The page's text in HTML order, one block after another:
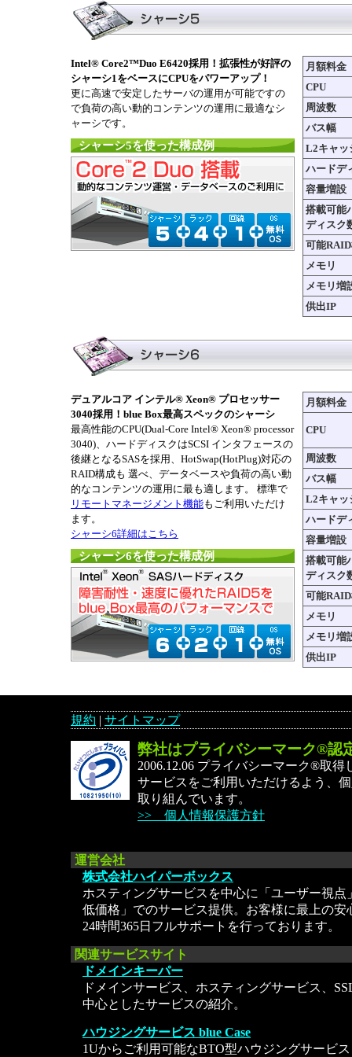
Intel® Core2™Duo E6420採用！拡張性が好評の
シャーシ1をベースにCPUをパワーアップ！
更に高速で安定したサーバの運用が可能ですの
で負荷の高い動的コンテンツの運用に最適なシ
ャーシです。
シャーシ5を使った構成例
月額料金
CPU
周波数
バス幅
L2キャッ
ハードデ
容量増設
搭載可能
ディスク
可能
メモリ
メモリ増
供出IP
デュアルコア インテル® Xeon® プロセッサー
3040採用！blue Box最高スペックのシャーシ
最高性能のCPU(Dual-Core Intel® Xeon® processor
3040)、ハードディスクはSCSI インタフェースの
後継となるSASを採用、HotSwap(HotPlug)対応の
RAID構成も 選べ、データベースや負荷の高い動
的なコンテンツの運用に最も適します。 標準で
リモートマネージメント機能もご利用いただけ
ます。
シャーシ6詳細はこちら
シャーシ6を使った構成例
月額料金
CPU
周波数
バス幅
L2キャッ
ハードデ
容量増設
搭載可能
ディスク
可能
メモリ
メモリ増
供出IP
規約 | サイトマップ
弊社はプライバシーマーク®認
2006.12.06 プライバシーマーク®取得
サービスをご利用いただけるよう、
取り組んでいます。
>> 個人情報保護方針
運営会社
株式会社ハイパーボックス
ホスティングサービスを中心に「ユーザー視点
低価格」でのサービス提供。お客様に最上の安
24時間365日フルサポートを行っております。
関連サービスサイト
ドメインキーパー
ドメインサービス、ホスティングサービス、
中心としたサービスの紹介。
ハウジングサービス blue Case
1Uからご利用可能なBTO型ハウジングサービス